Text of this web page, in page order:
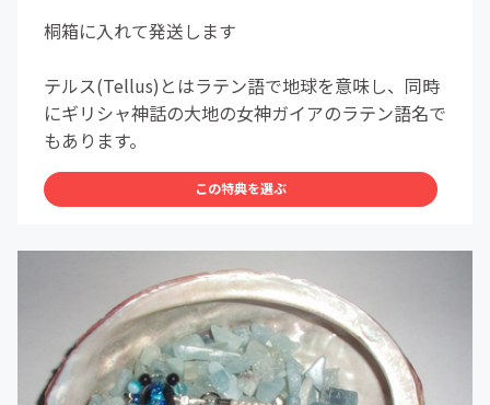
桐箱に入れて発送します
テルス(Tellus)とはラテン語で地球を意味し、同時
にギリシャ神話の大地の女神ガイアのラテン語名で
もあります。
この特典を選ぶ